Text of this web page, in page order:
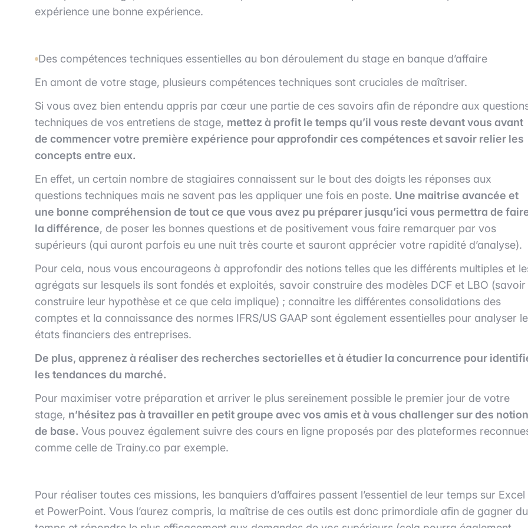
expérience une bonne expérience.
Des compétences techniques essentielles au bon déroulement du stage en banque d’affaire
En amont de votre stage, plusieurs compétences techniques sont cruciales de maîtriser.
Si vous avez bien entendu appris par cœur une partie de ces savoirs afin de répondre aux
techniques de vos entretiens de stage, mettez à profit le temps qu’il vous reste devant vous avant
de commencer votre première expérience pour approfondir ces compétences et savoir relier les
concepts entre eux.
En effet, un certain nombre de stagiaires connaissent sur le bout des doigts les réponses aux
questions techniques mais ne savent pas les appliquer une fois en poste. Une maitrise avancée et
une bonne compréhension de tout ce que vous avez pu préparer jusqu’ici vous permettra de
la différence, de poser les bonnes questions et de positivement vous faire remarquer par vos
supérieurs (qui auront parfois eu une nuit très courte et sauront apprécier votre rapidité d’analyse).
Pour cela, nous vous encourageons à approfondir des notions telles que les différents multiples et
agrégats sur lesquels ils sont fondés et exploités, savoir construire des modèles DCF et LBO (savoir
construire leur hypothèse et ce que cela implique) ; connaitre les différentes consolidations des
comptes et la connaissance des normes IFRS/US GAAP sont également essentielles pour analyser
états financiers des entreprises.
De plus, apprenez à réaliser des recherches sectorielles et à étudier la concurrence pour
les tendances du marché.
Pour maximiser votre préparation et arriver le plus sereinement possible le premier jour de votre
stage, n’hésitez pas à travailler en petit groupe avec vos amis et à vous challenger sur des
de base. Vous pouvez également suivre des cours en ligne proposés par des plateformes
comme celle de Trainy.co par exemple.
Pour réaliser toutes ces missions, les banquiers d’affaires passent l’essentiel de leur temps sur Excel
et PowerPoint. Vous l’aurez compris, la maîtrise de ces outils est donc primordiale afin de gagner du